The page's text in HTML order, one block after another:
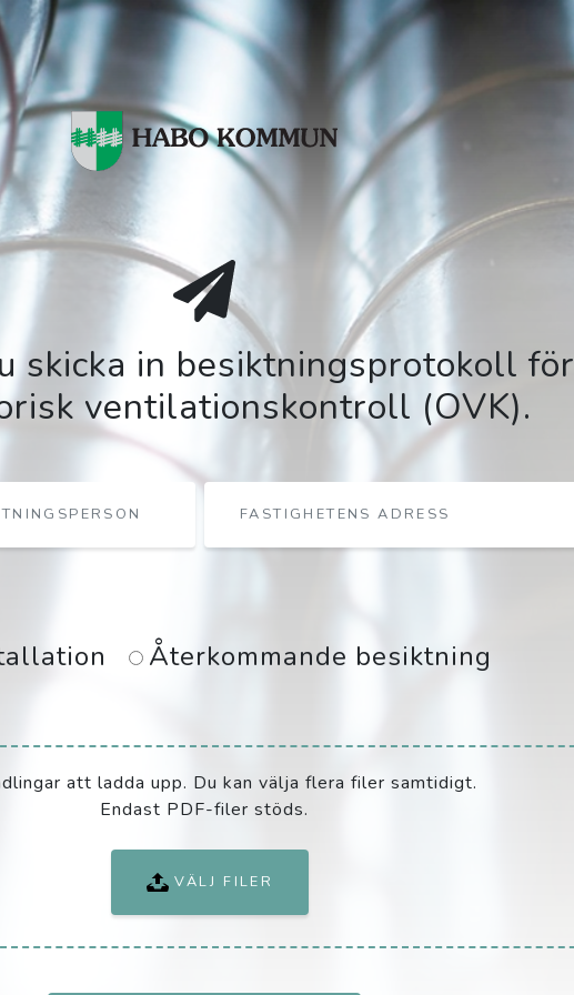
skicka in besiktningsprotokoll för
ventilationskontroll (OVK).
Återkommande besiktning
att ladda upp. Du kan välja flera filer samtidigt.
Endast PDF-filer stöds.
VÄLJ FILER